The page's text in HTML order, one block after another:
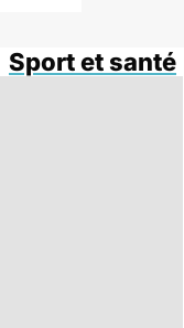
Sport et santé